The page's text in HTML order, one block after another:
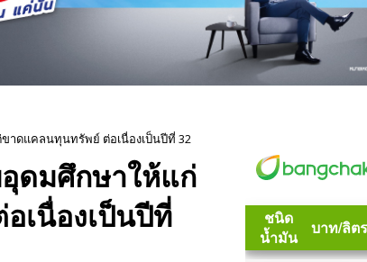
าดแคลนทุนทรัพย์ ต่อเนื่องเป็นปีที่ 32
ดมศึกษาให้แก่
เนื่องเป็นปีที่